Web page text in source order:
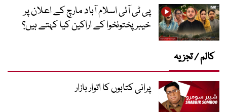
پی ٹی آئی اسلام آباد مارچ کے اعلان پر
خیبر پختونخوا کے اراکین کیا کہتے ہیں؟
کالم / تجزیہ
پرانی کتابوں کا اتوار بازار